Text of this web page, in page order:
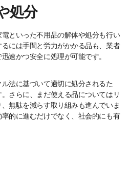
処分
といった不用品の解体や処分も行い
には手間と労力がかかる品も、業者
速かつ安全に処理が可能です。
法に基づいて適切に処分されるた
さらに、まだ使える品についてはリ
無駄を減らす取り組みも進んでいま
的に進むだけでなく、社会的にも有